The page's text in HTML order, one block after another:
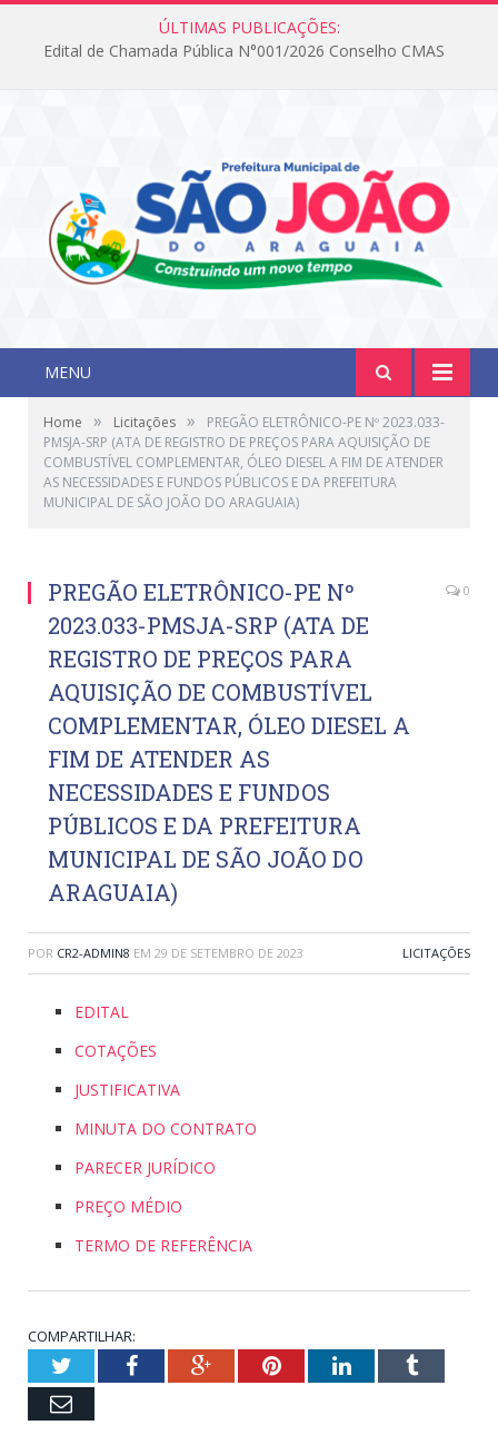
ÚLTIMAS PUBLICAÇÕES:
Edital de Chamada Pública N°001/2026 Conselho CMAS
MENU
Home » Licitações »
PREGÃO ELETRÔNICO-PE Nº 2023.033-
PMSJA-SRP (ATA DE REGISTRO DE PREÇOS PARA AQUISIÇÃO DE
COMBUSTÍVEL COMPLEMENTAR, ÓLEO DIESEL A FIM DE ATENDER
AS NECESSIDADES E FUNDOS PÚBLICOS E DA PREFEITURA
MUNICIPAL DE SÃO JOÃO DO ARAGUAIA)
PREGÃO ELETRÔNICO-PE Nº
2023.033-PMSJA-SRP (ATA DE
REGISTRO DE PREÇOS PARA
AQUISIÇÃO DE COMBUSTÍVEL
COMPLEMENTAR, ÓLEO DIESEL A
FIM DE ATENDER AS
NECESSIDADES E FUNDOS
PÚBLICOS E DA PREFEITURA
MUNICIPAL DE SÃO JOÃO DO
ARAGUAIA)
0
POR CR2-ADMIN8 EM 29 DE SETEMBRO DE 2023 LICITAÇÕES
EDITAL
COTAÇÕES
JUSTIFICATIVA
MINUTA DO CONTRATO
PARECER JURÍDICO
PREÇO MÉDIO
TERMO DE REFERÊNCIA
COMPARTILHAR:
TwitterFacebookGoogle+PinterestLinkedInTumblr
Email